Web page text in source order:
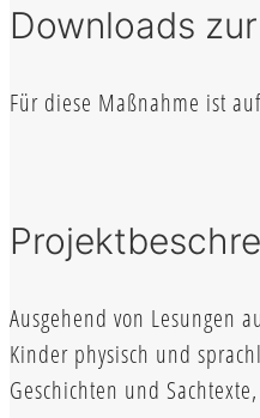
Downloads
Für diese Maßnahme ist
Ausgehend von Lesungen
Kinder physisch und
Geschichten und